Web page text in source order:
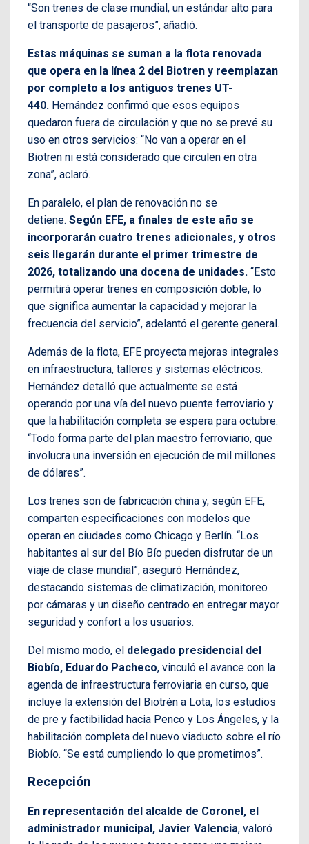
“Son trenes de clase mundial, un estándar alto para
el transporte de pasajeros”, añadió.
Estas máquinas se suman a la flota renovada
que opera en la línea 2 del Biotren y reemplazan
por completo a los antiguos trenes UT-
440. Hernández confirmó que esos equipos
quedaron fuera de circulación y que no se prevé su
uso en otros servicios: “No van a operar en el
Biotren ni está considerado que circulen en otra
zona”, aclaró.
En paralelo, el plan de renovación no se
detiene. Según EFE, a finales de este año se
incorporarán cuatro trenes adicionales, y otros
seis llegarán durante el primer trimestre de
2026, totalizando una docena de unidades. “Esto
permitirá operar trenes en composición doble, lo
que significa aumentar la capacidad y mejorar la
frecuencia del servicio”, adelantó el gerente general.
Además de la flota, EFE proyecta mejoras integrales
en infraestructura, talleres y sistemas eléctricos.
Hernández detalló que actualmente se está
operando por una vía del nuevo puente ferroviario y
que la habilitación completa se espera para octubre.
“Todo forma parte del plan maestro ferroviario, que
involucra una inversión en ejecución de mil millones
de dólares”.
Los trenes son de fabricación china y, según EFE,
comparten especificaciones con modelos que
operan en ciudades como Chicago y Berlín. “Los
habitantes al sur del Bío Bío pueden disfrutar de un
viaje de clase mundial”, aseguró Hernández,
destacando sistemas de climatización, monitoreo
por cámaras y un diseño centrado en entregar mayor
seguridad y confort a los usuarios.
Del mismo modo, el delegado presidencial del
Biobío, Eduardo Pacheco, vinculó el avance con la
agenda de infraestructura ferroviaria en curso, que
incluye la extensión del Biotrén a Lota, los estudios
de pre y factibilidad hacia Penco y Los Ángeles, y la
habilitación completa del nuevo viaducto sobre el río
Biobío. “Se está cumpliendo lo que prometimos”.
Recepción
En representación del alcalde de Coronel, el
administrador municipal, Javier Valencia, valoró